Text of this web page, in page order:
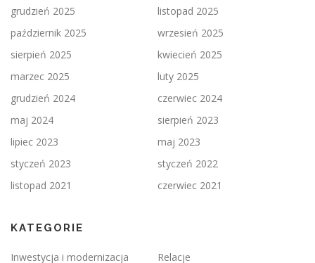
grudzień 2025
listopad 2025
październik 2025
wrzesień 2025
sierpień 2025
kwiecień 2025
marzec 2025
luty 2025
grudzień 2024
czerwiec 2024
maj 2024
sierpień 2023
lipiec 2023
maj 2023
styczeń 2023
styczeń 2022
listopad 2021
czerwiec 2021
KATEGORIE
Inwestycja i modernizacja
Relacje